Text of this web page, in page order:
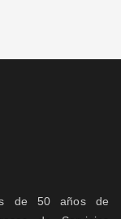
de 50 años de